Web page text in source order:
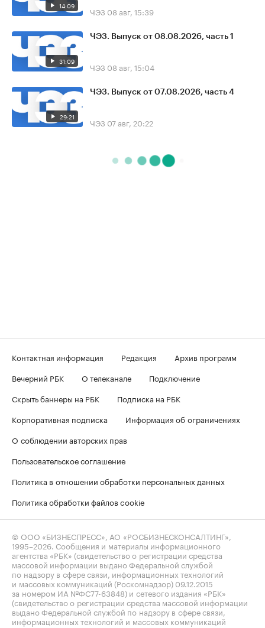
14:09 ЧЭЗ 08 авг, 15:39
31:09
ЧЭЗ. Выпуск от 08.08.2026, часть 1
ЧЭЗ 08 авг, 15:04
29:21
ЧЭЗ. Выпуск от 07.08.2026, часть 4
ЧЭЗ 07 авг, 20:22
Контактная информация Редакция
Архив программ
Вечерний РБК
О телеканале
Подключение
Скрыть баннеры на РБК
Подписка на РБК
Корпоративная подписка
Информация об ограничениях
О соблюдении авторских прав
Пользовательское соглашение
Политика в отношении обработки персональных данных
Политика обработки файлов cookie
© ООО «БИЗНЕСПРЕСС», АО «РОСБИЗНЕСКОНСАЛТИНГ»,
1995–2026 . Сообщения и материалы информационного
агентства «РБК» (свидетельство о регистрации средства
массовой информации выдано Федеральной службой
по надзору в сфере связи, информационных технологий
и массовых коммуникаций (Роскомнадзор) 09.12.2015
за номером ИА №ФС77-63848) и сетевого издания «РБК»
(свидетельство о регистрации средства массовой информации
выдано Федеральной службой по надзору в сфере связи,
информационных технологий и массовых коммуникаций